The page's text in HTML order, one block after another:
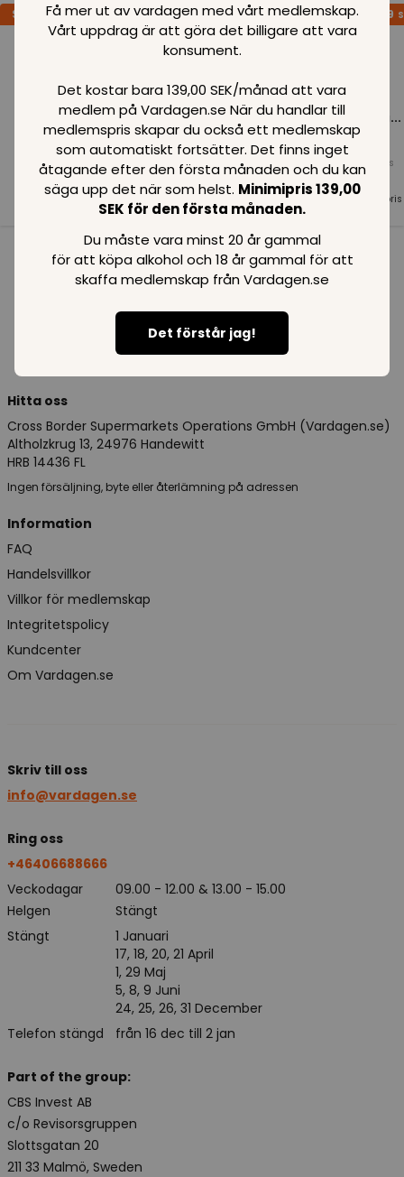
Få mer ut av vardagen med vårt medlemskap.
Vårt uppdrag är att göra det billigare att vara
konsument.
Det kostar bara 139,00 SEK/månad att vara
medlem på Vardagen.se När du handlar till
medlemspris skapar du också ett medlemskap
som automatiskt fortsätter. Det finns inget
åtagande efter den första månaden och du kan
säga upp det när som helst. Minimipris 139,00
SEK för den första månaden.
Du måste vara minst 20 år gammal
för att köpa alkohol och 18 år gammal för att
skaffa medlemskap från Vardagen.se
Det förstår jag!
SPARA 99 SEK
Loading...
Normalpris
SEK
Medlemspris
SPARA 99 SEK
Loading...
Normalpris
99SEK
Medlemspris
99SEK
SPARA 99
Loading...
Normalpris
99SEK
Medlemspris
Se alla i kategorin
Hitta oss
Cross Border Supermarkets Operations GmbH (Vardagen.se)
Altholzkrug 13, 24976 Handewitt
HRB 14436 FL
Ingen försäljning, byte eller återlämning på adressen
Information
FAQ
Handelsvillkor
Villkor för medlemskap
Integritetspolicy
Kundcenter
Om Vardagen.se
Skriv till oss
info@vardagen.se
Ring oss
+46406688666
Veckodagar
09.00 - 12.00 & 13.00 - 15.00
Helgen
Stängt
Stängt
Telefon stängd
1 Januari
17, 18, 20, 21 April
1, 29 Maj
5, 8, 9 Juni
24, 25, 26, 31 December
från 16 dec till 2 jan
Part of the group:
CBS Invest AB
c/o Revisorsgruppen
Slottsgatan 20
211 33 Malmö, Sweden